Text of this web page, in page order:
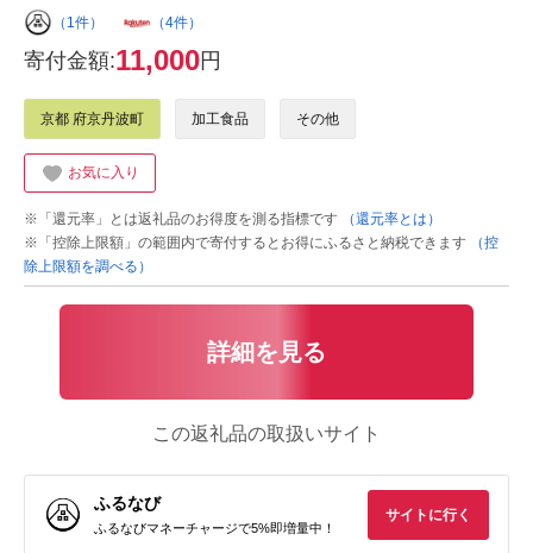
（1件） （4件）
寄付金額:11,000円
京都 府京丹波町 加工食品 その他
お気に入り
※「還元率」とは返礼品のお得度を測る指標です
（還元率とは）
※「控除上限額」の範囲内で寄付するとお得にふるさと納税できます
（控
除上限額を調べる）
詳細を見る
この返礼品の取扱いサイト
ふるなび
ふるなびマネーチャージで5%即増量中！
サイトに行く